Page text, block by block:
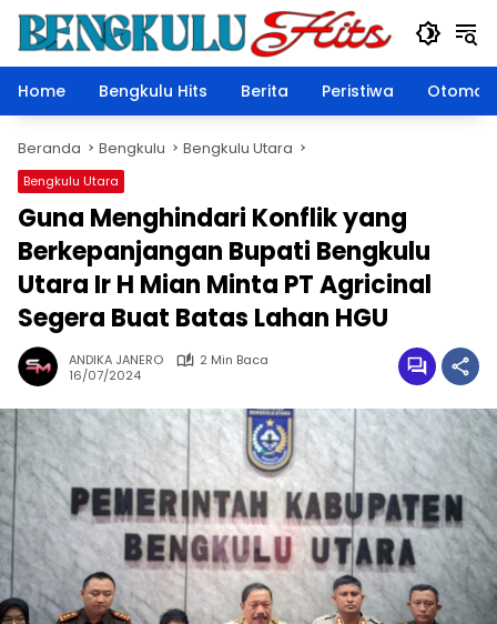
Langsung
konten
Home
Bengkulu Hits Berita Peristiwa
Beranda Bengkulu Bengkulu Utara
Bengkulu Utara
Guna Menghindari Konflik yang
Berkepanjangan Bupati Bengkulu
Utara Ir H Mian Minta PT Agricinal
Segera Buat Batas Lahan HGU
ANDIKA JANERO
2 Min Baca
16/07/2024